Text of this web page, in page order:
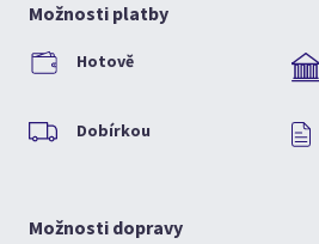
Možnosti platby
Hotově
Dobírkou
Možnosti dopravy